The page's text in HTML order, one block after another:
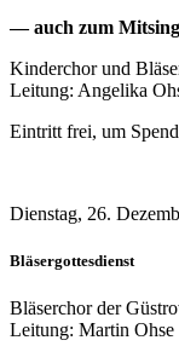
— auch zum
Kinderchor und
Leitung: Angelika
Eintritt frei, um
Dienstag, 26.
Bläsergottesdienst
Bläserchor der
Leitung: Martin Ohse